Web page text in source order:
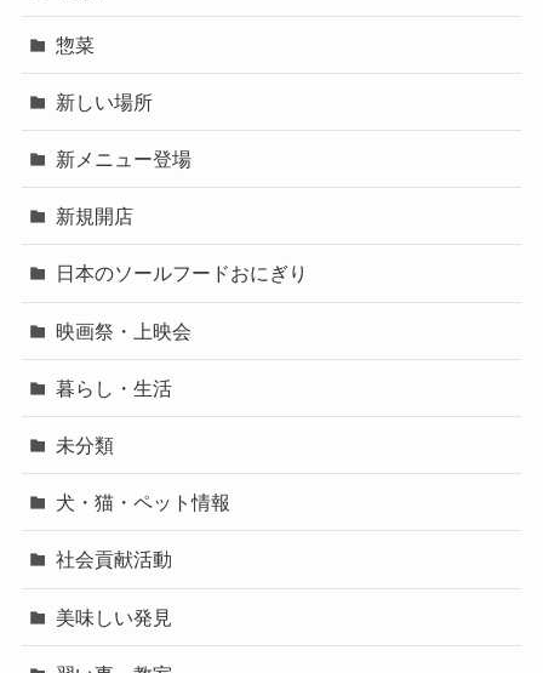
惣菜
新しい場所
新メニュー登場
新規開店
日本のソールフードおにぎり
映画祭・上映会
暮らし・生活
未分類
犬・猫・ペット情報
社会貢献活動
美味しい発見